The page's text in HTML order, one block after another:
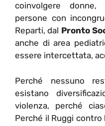
coinvolgere donne,
persone con
Reparti, dal Pronto
anche di area
essere intercettata,
Perché nessuno
esistano
violenza, perché
Perché il Ruggi contro